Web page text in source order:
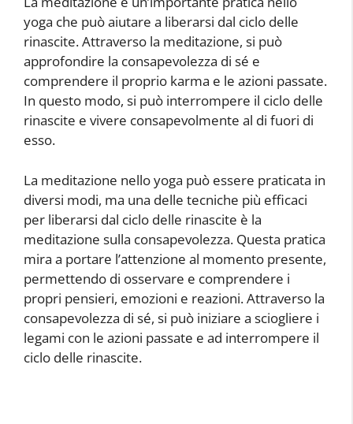
yoga che può aiutare a liberarsi dal ciclo delle
rinascite. Attraverso la meditazione, si può
approfondire la consapevolezza di sé e
comprendere il proprio karma e le azioni passate.
In questo modo, si può interrompere il ciclo delle
rinascite e vivere consapevolmente al di fuori di
esso.
La meditazione nello yoga può essere praticata in
diversi modi, ma una delle tecniche più efficaci
per liberarsi dal ciclo delle rinascite è la
meditazione sulla consapevolezza. Questa pratica
mira a portare l’attenzione al momento presente,
permettendo di osservare e comprendere i
propri pensieri, emozioni e reazioni. Attraverso la
consapevolezza di sé, si può iniziare a sciogliere i
legami con le azioni passate e ad interrompere il
ciclo delle rinascite.